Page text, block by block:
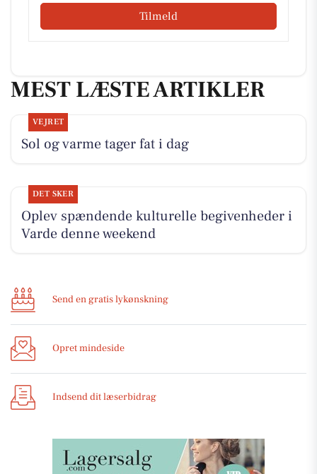
Tilmeld
MEST LÆSTE ARTIKLER
VEJRET
Sol og varme tager fat i dag
DET SKER
Oplev spændende kulturelle begivenheder i
Varde denne weekend
Send en gratis lykønskning
Opret mindeside
Indsend dit læserbidrag